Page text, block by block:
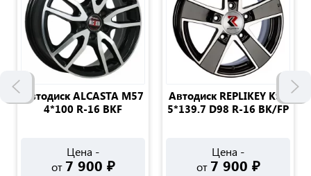
Автодиск ALCASTA M57
4*100 R-16 BKF
Цена -
от 7 900 ₽
Автодиск REPLIKEY K97
5*139.7 D98 R-16 BK/FP
Цена -
от 7 900 ₽